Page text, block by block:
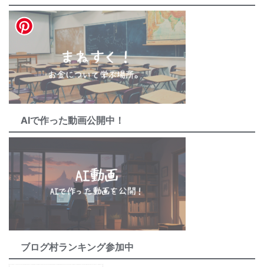
AIで作った動画公開中！
ブログ村ランキング参加中